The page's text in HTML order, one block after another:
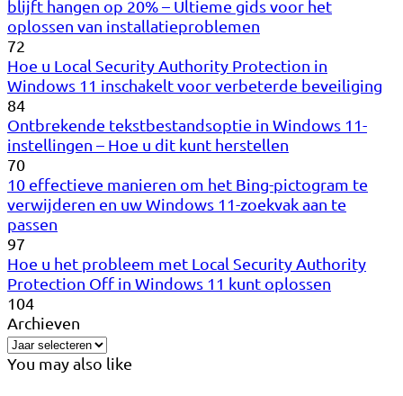
blijft hangen op 20% – Ultieme gids voor het
oplossen van installatieproblemen
72
Hoe u Local Security Authority Protection in
Windows 11 inschakelt voor verbeterde beveiliging
84
Ontbrekende tekstbestandsoptie in Windows 11-
instellingen – Hoe u dit kunt herstellen
70
10 effectieve manieren om het Bing-pictogram te
verwijderen en uw Windows 11-zoekvak aan te
passen
97
Hoe u het probleem met Local Security Authority
Protection Off in Windows 11 kunt oplossen
104
Archieven
You may also like